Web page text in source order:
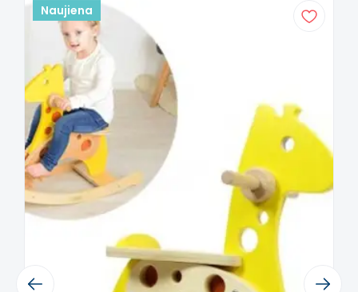
išlaikyti pusiausvyrą.
Motorikos ir koordinacijos ugdymas
– šokinėjimas aktyvina kojų raumenis ir
gerina judesių tikslumą.
Fizinis aktyvumas
– skatina judėjimą,
šuoliavimą ir aktyvų žaidimą smagiu
būdu.
Previous
Naujiena
Next